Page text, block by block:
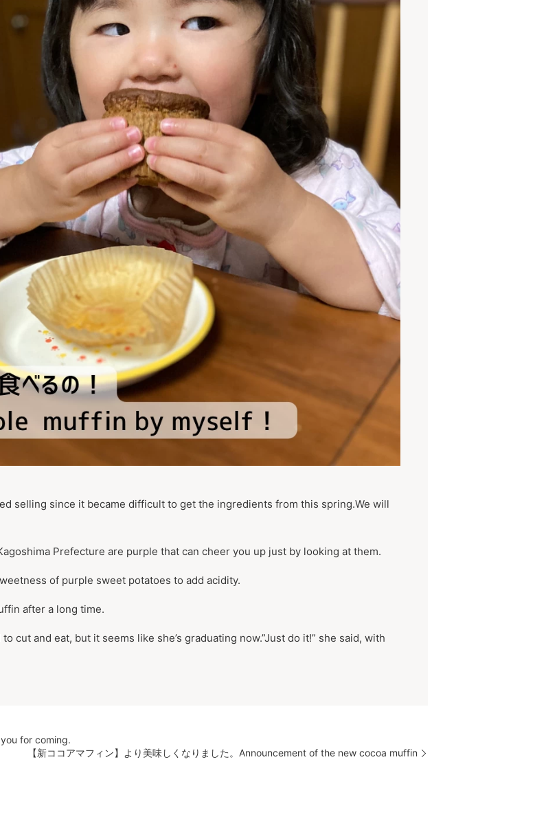
selling since it became difficult to get the ingredients from this spring.We will
Prefecture are purple that can cheer you up just by looking at them.
of purple sweet potatoes to add acidity.
after a long time.
cut and eat, but it seems like she’s graduating now.”Just do it!” she said, with
for coming.
【新ココアマフィン】より美味しくなりました。Announcement of the new cocoa muffin